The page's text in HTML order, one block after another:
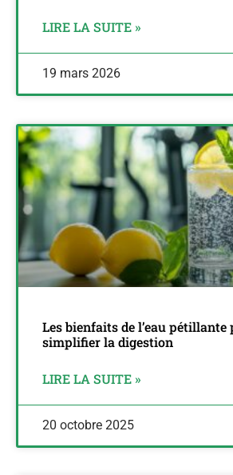
LIRE LA SUITE »
19 mars 2026
Les bienfaits de l’eau pétillante
simplifier la digestion
LIRE LA SUITE »
20 octobre 2025